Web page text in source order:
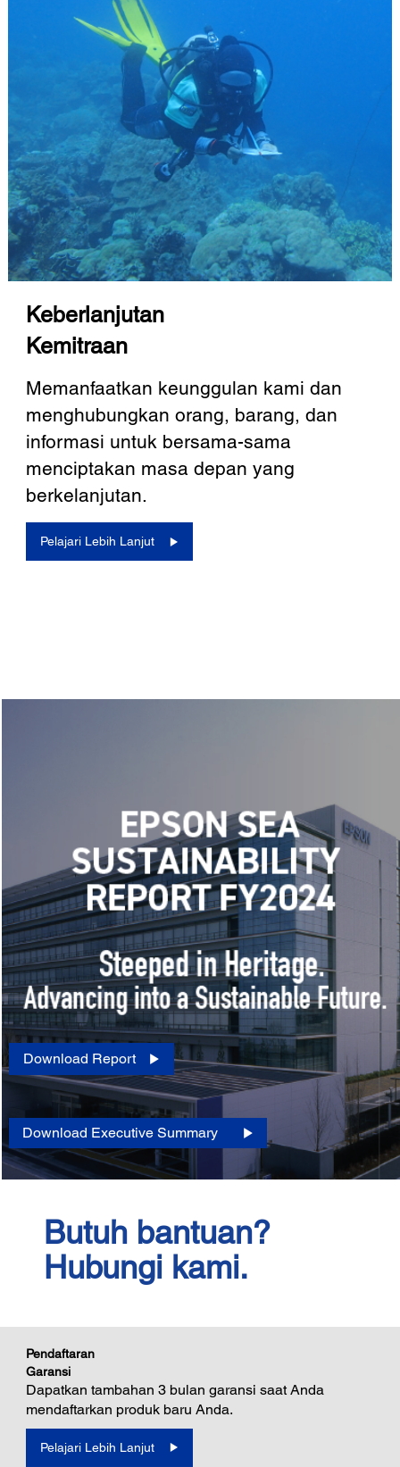
Keberlanjutan
Kemitraan
Memanfaatkan keunggulan kami dan
menghubungkan orang, barang, dan
informasi untuk bersama-sama
menciptakan masa depan yang
berkelanjutan.
Pelajari Lebih Lanjut
Download Report
Download Executive Summary
Butuh bantuan?
Hubungi kami.
Pendaftaran
Garansi
Dapatkan tambahan 3 bulan garansi saat Anda
mendaftarkan produk baru Anda.
Pelajari Lebih Lanjut